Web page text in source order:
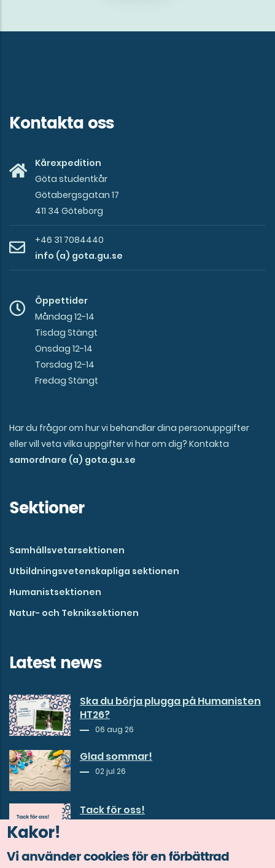
Kakor!
Vi använder cookies för en förbättrad
Kontakta oss
Kårexpedition
Göta studentkår
Götabergsgatan 17
411 34 Göteborg
+46 31 7084440
info (a) gota.gu.se
Öppettider
Måndag 12-14
Tisdag Stängt
Onsdag 12-14
Torsdag 12-14
Fredag Stängt
Har du frågor om hur vi behandlar dina personuppgifter
eller vill veta vilka uppgifter vi har om dig? Kontakta
samordnare (a) gota.gu.se
Sektioner
Samhällsvetarsektionen
Utbildningsvetenskapliga sektionen
Humanistsektionen
Natur- och Tekniksektionen
Latest news
Ska du börja plugga på Humanisten
HT26?
06 aug 26
Glad sommar!
02 jul 26
Tack för oss!